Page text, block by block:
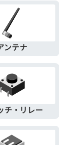
ンテナ
チ・リレー